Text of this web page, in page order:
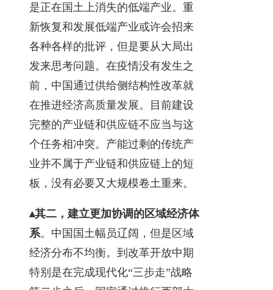
是正在国土上消失的低端产业。重
新恢复和发展低端产业或许会招来
各种各样的批评，但是要从大局出
发来思考问题。在疫情没有发生之
前，中国通过供给侧结构性改革就
在推进经济高质量发展。目前建设
完整的产业链和供应链不应当与这
个任务相冲突。产能过剩的传统产
业并不属于产业链和供应链上的短
板，没有必要又大规模卷土重来。
▴其二，建立更加协调的区域经济体
系。中国国土幅员辽阔，但是区域
经济分布不均衡。到改革开放中期
特别是在完成现代化“三步走”战略